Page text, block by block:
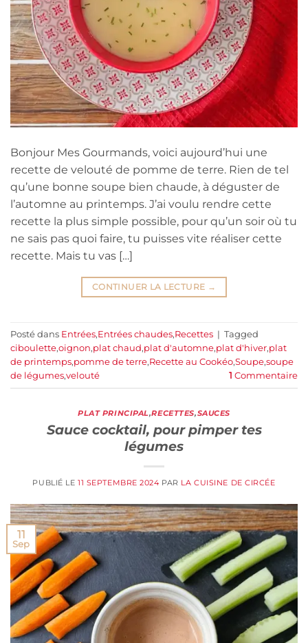
Bonjour Mes Gourmands, voici aujourd’hui une
recette de velouté de pomme de terre. Rien de tel
qu’une bonne soupe bien chaude, à déguster de
l’automne au printemps. J’ai voulu rendre cette
recette la plus simple possible, pour qu’un soir où tu
ne sais pas quoi faire, tu puisses vite réaliser cette
recette. Mais tu vas […]
CONTINUER LA LECTURE →
Posté dans Entrées,Entrées chaudes,Recettes | Tagged
ciboulette,oignon,plat chaud,plat d'automne,plat d'hiver,plat
de printemps,pomme de terre,Recette au Cookéo,Soupe,soupe
de légumes,velouté 1 Commentaire
PLAT PRINCIPAL,RECETTES,SAUCES
Sauce cocktail, pour pimper tes
légumes
PUBLIÉ LE11 SEPTEMBRE 2024 PAR LA CUISINE DE CIRCÉE
11
Sep